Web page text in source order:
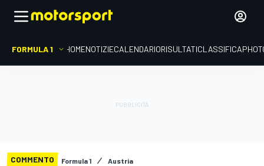
FORMULA 1 HOMENOTIZIECALENDARIORISULTATICLASSIFICA
COMMENTO Formula 1 Austria